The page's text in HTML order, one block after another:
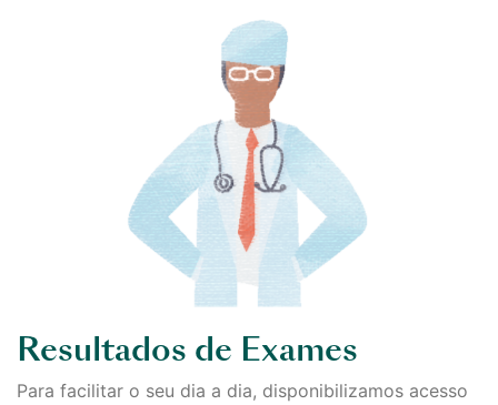
Resultados de Exames
Para facilitar o seu dia a dia, disponibilizamos acesso